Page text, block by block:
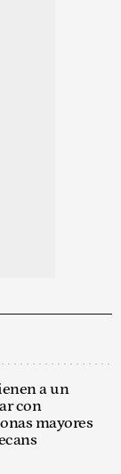
a un
con
mayores